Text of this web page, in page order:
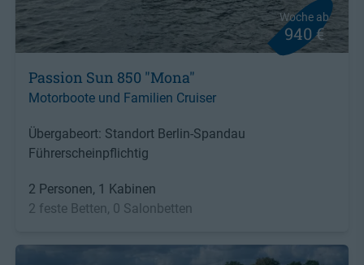
Passion Sun 850 "Mona"
Motorboote und Familien Cruiser
Übergabeort: Standort Berlin-Spandau
Führerscheinpflichtig
2 Personen, 1 Kabinen
2 feste Betten, 0 Salonbetten
Woche ab
940 €